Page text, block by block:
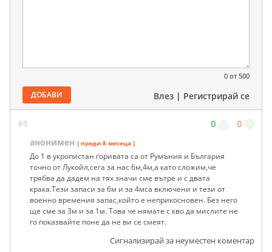
0 от 500
ДОБАВИ Влез | Регистрирай се
#8 0 0
анонимен ( преди 8 месеца )
До 1 в укропистан горивата са от Румъния и България
точно от Лукойл,сега за нас 6м,4м,а като сложим,че
трябва да дадем на тях значи сме вътре и с двата
крака.Тези запаси за 6м и за 4мса включени и тези от
военно времения запас,който е неприкосновен. Без него
ще сме за 3м и за 1м. Това че нямате с кво да мислите не
го показвайте поне да не ви се смеят.
Сигнализирай за неуместен коментар